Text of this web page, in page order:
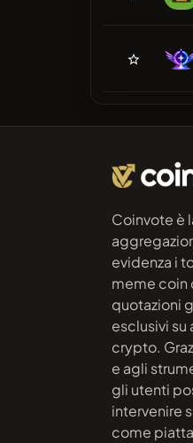
Coinvote è
evidenza i
meme coin
quotazioni
esclusivi
crypto.
e agli
gli utenti
intervenire
come